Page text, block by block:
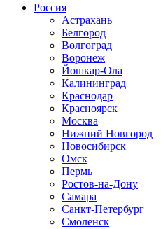
Россия
Астрахань
Белгород
Волгоград
Воронеж
Йошкар-Ола
Калининград
Краснодар
Красноярск
Москва
Нижний Новгород
Новосибирск
Омск
Пермь
Ростов-на-Дону
Самара
Санкт-Петербург
Смоленск